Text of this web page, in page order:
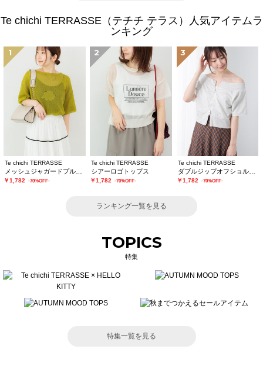
Te chichi TERRASSE（テチチ テラス）人気アイテムラ
ンキング
1
Te chichi TERRASSE
￥1,782 -70%OFF-
2
Te chichi TERRASSE
シアーロゴトップス
￥1,782 -70%OFF-
3
Te chichi TERRASSE
ダブルジップオフショルカットトップス
￥1,782 -70%OFF-
ランキング一覧を見る
TOPICS
特集
特集一覧を見る